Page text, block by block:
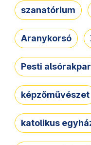
szanatórium
Aranykorsó
Pesti
képzőművészet
katolikus